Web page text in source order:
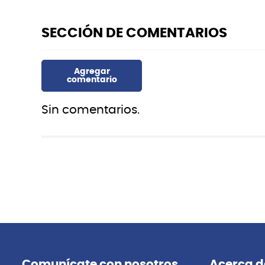
Sin comentarios.